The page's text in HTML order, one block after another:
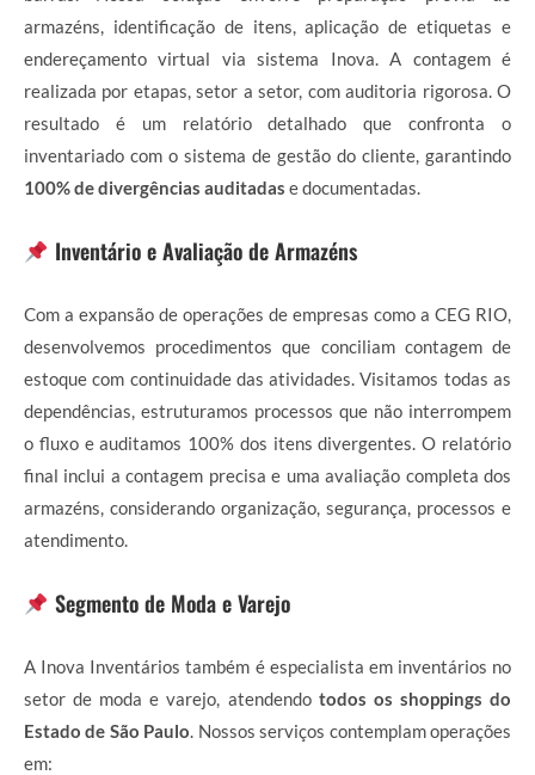
armazéns, identificação de itens, aplicação de etiquetas e
endereçamento virtual via sistema Inova. A contagem é
realizada por etapas, setor a setor, com auditoria rigorosa. O
resultado é um relatório detalhado que confronta o
inventariado com o sistema de gestão do cliente, garantindo
100% de divergências auditadas e documentadas.
Inventário e Avaliação de Armazéns
Com a expansão de operações de empresas como a CEG RIO,
desenvolvemos procedimentos que conciliam contagem de
estoque com continuidade das atividades. Visitamos todas as
dependências, estruturamos processos que não interrompem
o fluxo e auditamos 100% dos itens divergentes. O relatório
final inclui a contagem precisa e uma avaliação completa dos
armazéns, considerando organização, segurança, processos e
atendimento.
Segmento de Moda e Varejo
A Inova Inventários também é especialista em inventários no
setor de moda e varejo, atendendo todos os shoppings do
Estado de São Paulo. Nossos serviços contemplam operações
em: